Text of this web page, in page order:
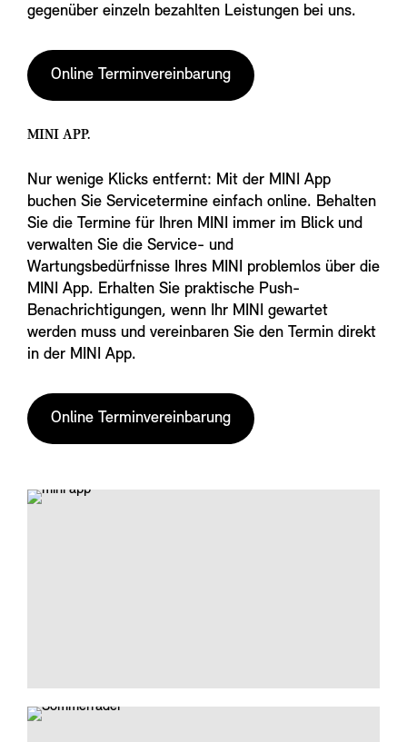
gegenüber einzeln bezahlten Leistungen bei uns.
Online Terminvereinbarung
MINI APP.
Nur wenige Klicks entfernt: Mit der MINI App
buchen Sie Servicetermine einfach online. Behalten
Sie die Termine für Ihren MINI immer im Blick und
verwalten Sie die Service- und
Wartungsbedürfnisse Ihres MINI problemlos über die
MINI App. Erhalten Sie praktische Push-
Benachrichtigungen, wenn Ihr MINI gewartet
werden muss und vereinbaren Sie den Termin direkt
in der MINI App.
Online Terminvereinbarung